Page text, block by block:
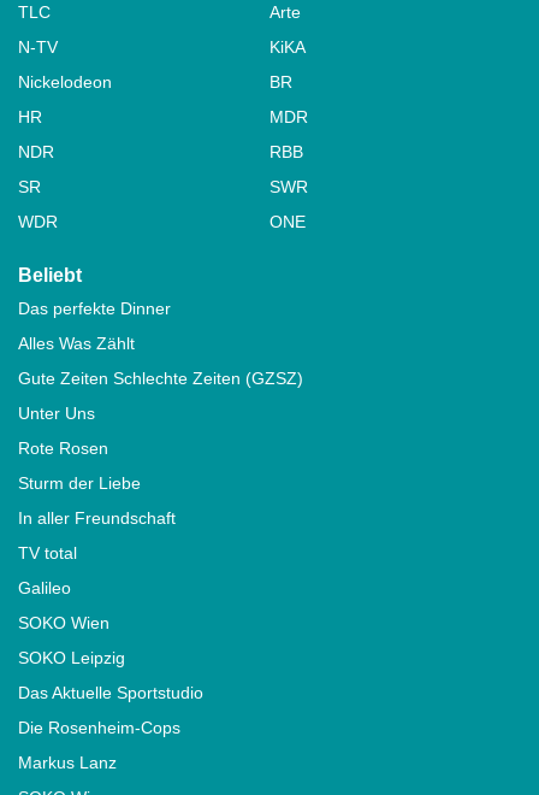
TLC
Arte
N-TV
KiKA
Nickelodeon
BR
HR
MDR
NDR
RBB
SR
SWR
WDR
ONE
Beliebt
Das perfekte Dinner
Alles Was Zählt
Gute Zeiten Schlechte Zeiten (GZSZ)
Unter Uns
Rote Rosen
Sturm der Liebe
In aller Freundschaft
TV total
Galileo
SOKO Wien
SOKO Leipzig
Das Aktuelle Sportstudio
Die Rosenheim-Cops
Markus Lanz